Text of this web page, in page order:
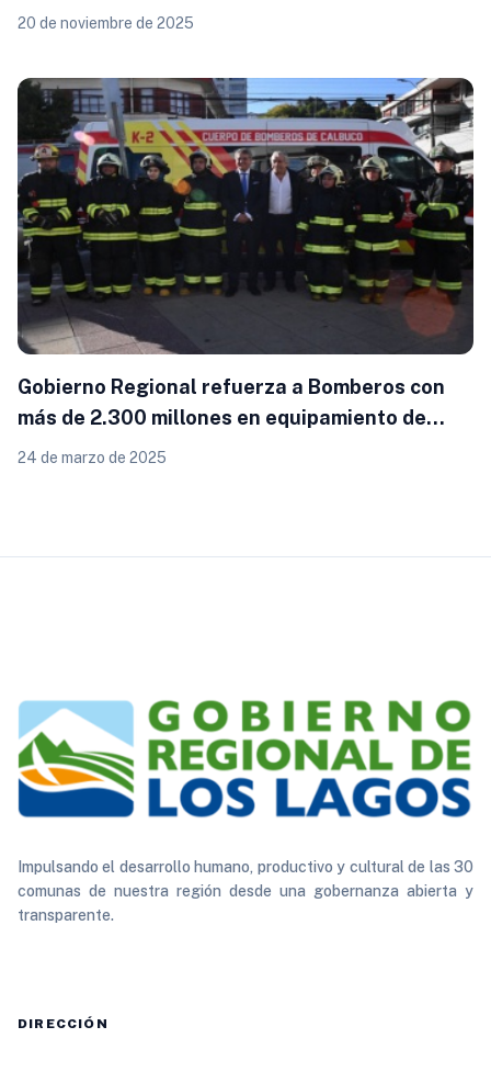
implementación
20 de noviembre de 2025
Gobierno Regional refuerza a Bomberos con
más de 2.300 millones en equipamiento de
última tecnología
24 de marzo de 2025
Impulsando el desarrollo humano, productivo y cultural de las 30
comunas de nuestra región desde una gobernanza abierta y
transparente.
DIRECCIÓN